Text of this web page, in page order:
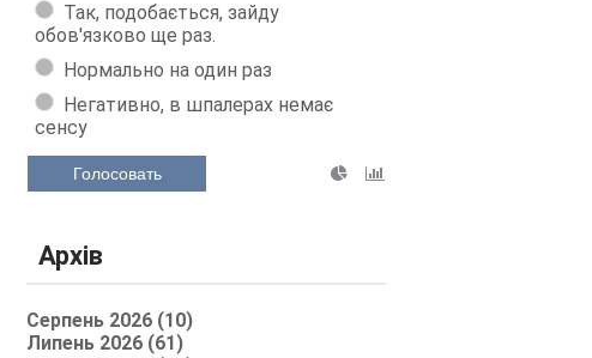
Так, подобається, зайду
обов'язково ще раз.
Нормально на один раз
Негативно, в шпалерах немає
сенсу
Голосовать
Архів
Серпень 2026 (10)
Липень 2026 (61)